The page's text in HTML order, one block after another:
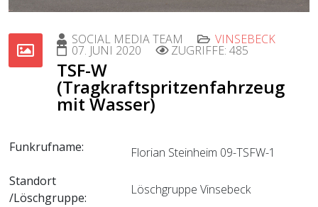
SOCIAL MEDIA TEAM VINSEBECK
07. JUNI 2020 ZUGRIFFE: 485
TSF-W
(Tragkraftspritzenfahrzeug
mit Wasser)
Funkrufname:
Florian Steinheim 09-TSFW-1
Standort
/Löschgruppe:
Löschgruppe Vinsebeck